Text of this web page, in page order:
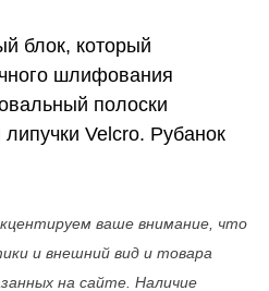
блок, который
шлифования
полоски
Velcro. Рубанок
ваше внимание, что
и внешний вид и товара
на сайте. Наличие